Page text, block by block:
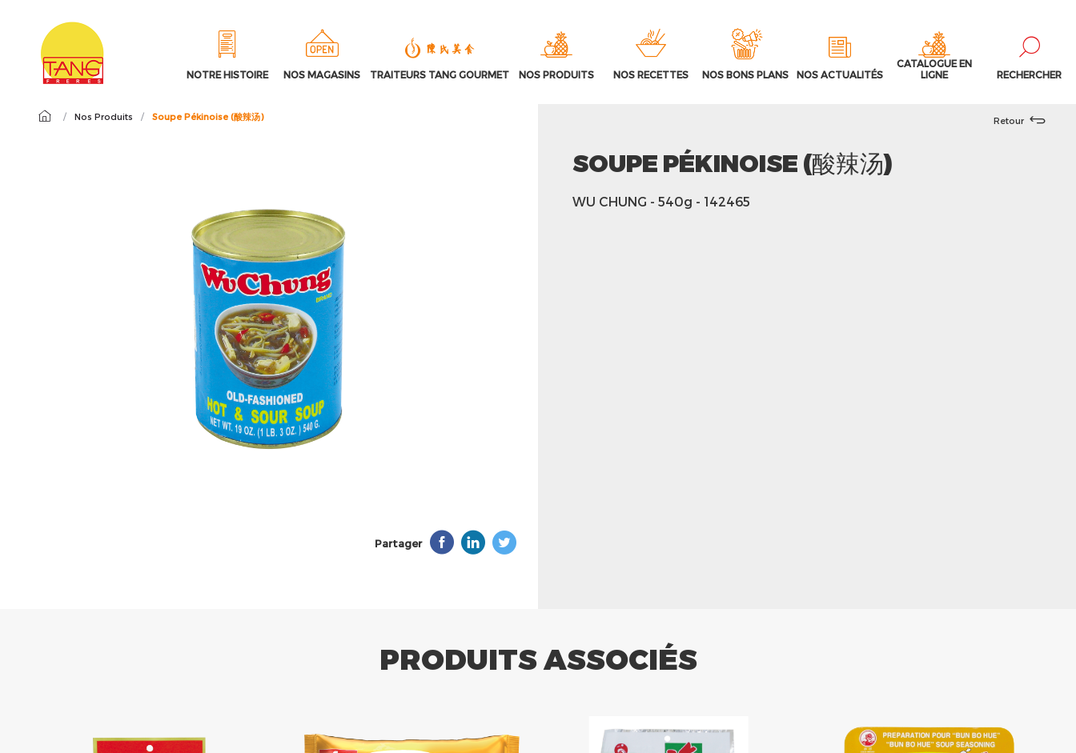
NOTRE HISTOIRE NOS MAGASINS TRAITEURS TANG GOURMET NOS PRODUITS NOS RECETTES NOS BONS PLANS NOS ACTUALITÉS
CATALOGUE EN
LIGNE
RECHERCHER
/ Nos Produits / Soupe Pékinoise (酸辣汤)
Partager
Retour
SOUPE PÉKINOISE (酸辣汤)
WU CHUNG - 540g - 142465
PRODUITS ASSOCIÉS